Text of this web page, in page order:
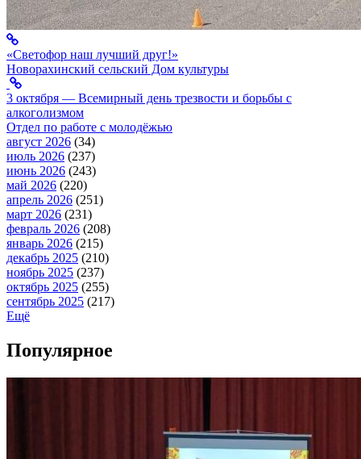
«Светофор наш лучший друг!»
Новорахинский сельский Дом культуры
3 октября — Всемирный день трезвости и борьбы с
алкоголизмом
Отдел по работе с молодёжью
август 2026 (34)
июль 2026 (237)
июнь 2026 (243)
май 2026 (220)
апрель 2026 (251)
март 2026 (231)
февраль 2026 (208)
январь 2026 (215)
декабрь 2025 (210)
ноябрь 2025 (237)
октябрь 2025 (255)
сентябрь 2025 (217)
Ещё
Популярное